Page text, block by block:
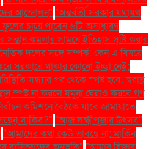
আন্দোলন" "অন্তর্বর্তী সরকার যথাযথ
চায়ে পাবেন ৬টি অসাধারণ
সন্তান কমলার সামনে ইতিহাস সৃষ্টি করার
দলের সঙ্গে সম্পর্ক: কেন এ বিষয়ে
সরকারে থাকার কোনো ইচ্ছা নেই:
সন্ধ্যার পর থেকে স্পষ্ট হবে: স্বরাষ্ট্র
স্পষ্ট না করলে যমুনা ঘেরাও করবে গণ
কমিশনে বৈঠকে যাবে জামায়াতে
সাকিব?" "আজ লক্ষ্মীপূজার উৎসব"
"আমাদের কথা কেউ ভাবছে না: মার্কিন